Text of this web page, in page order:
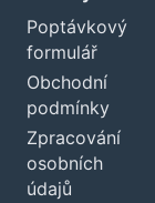
Poptávkový
formulář
Obchodní
podmínky
Zpracování
osobních
údajů